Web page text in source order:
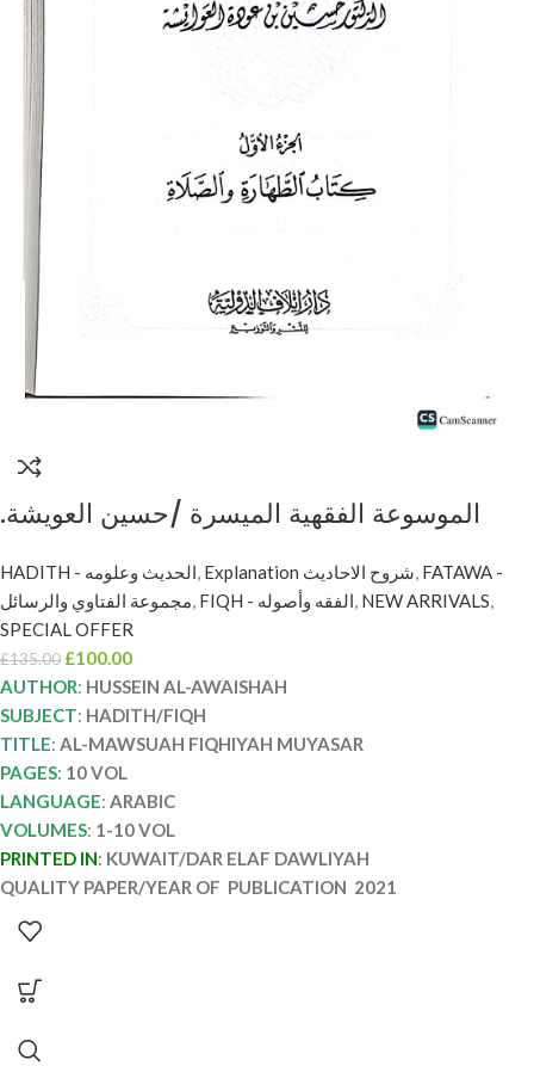
.الموسوعة الفقهية الميسرة /حسين العويشة
FIQHIYAH MUYASAR
HADITH - الحديث وعلومه, Explanation شروح الاحاديث, FATAWA -
مجموعة الفتاوي والرسائل, FIQH - الفقه وأصوله, NEW ARRIVALS,
SPECIAL OFFER
£135.00 £100.00
AUTHOR: HUSSEIN AL-AWAISHAH
SUBJECT: HADITH/FIQH
TITLE: AL-MAWSUAH FIQHIYAH MUYASAR
PAGES: 10 VOL
LANGUAGE: ARABIC
VOLUMES: 1-10 VOL
PRINTED IN: KUWAIT/DAR ELAF DAWLIYAH
QUALITY PAPER/YEAR OF PUBLICATION 2021